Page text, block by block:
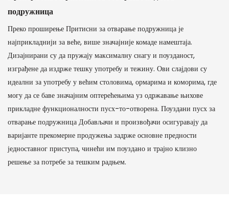
подружница
Преко проширење Притисни за отварање подружница је
најприкладнији за веће, више значајније комаде намештаја.
Дизајнирани су да пружају максималну снагу и поузданост,
изграђене да издрже тешку употребу и тежину. Ови слајдови су
идеални за употребу у већим столовима, ормарима и коморима, где
могу да се баве значајним оптерећењима уз одржавање њихове
прикладне функционалности пусх-то-отворена. Поуздани пусх за
отварање подружница Добављачи и произвођачи осигуравају да
варијанте прекомерне продужења задрже основне предности
једноставног приступа, чинећи им поуздано и трајно клизно
решење за потребе за тешким радњем.